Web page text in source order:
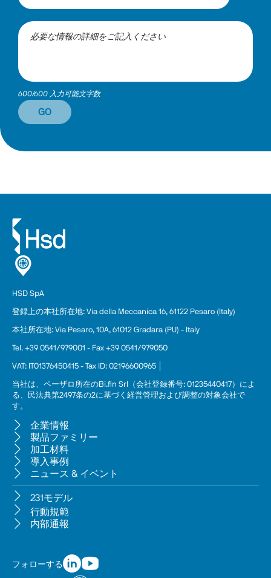
600/600 入力可能文字数
GO
HSD SpA
登録上の本社所在地: Via della Meccanica 16, 61122 Pesaro (Italy)
本社所在地: Via Pesaro, 10A, 61012 Gradara (PU) - Italy
Tel. +39 0541/979001 - Fax +39 0541/979050
VAT: IT01376450415 - Tax ID: 02196600965 │
当社は、ペーザロ所在のBi.fin Srl（会社登録番号: 01235440417）によ
る、民法典第2497条の2に基づく経営管理および調整の対象会社で
す。
企業情報
製品ファミリー
加工材料
導入事例
ニュース & イベント
231モデル
行動規範
内部通報
フォローする